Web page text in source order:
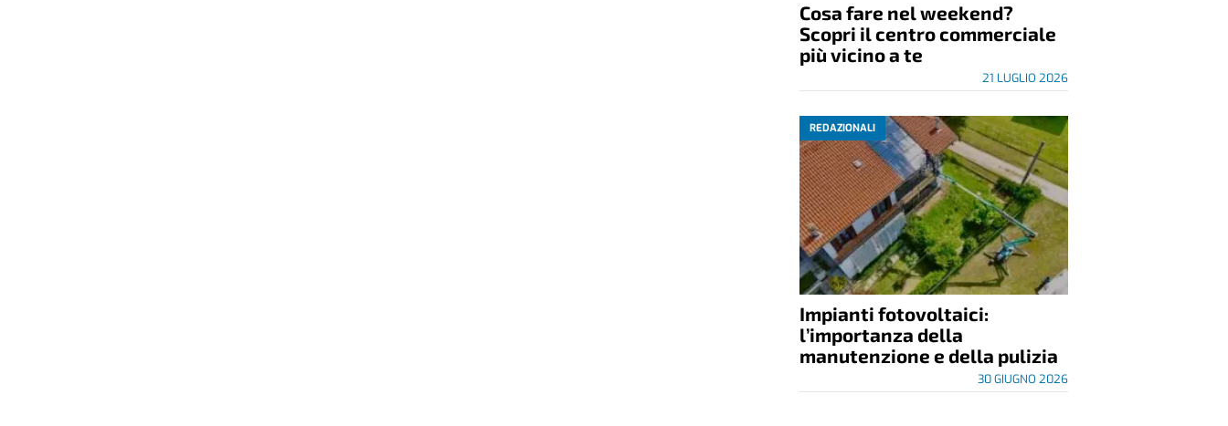
Cosa fare nel weekend?
Scopri il centro commerciale
più vicino a te
21 LUGLIO 2026
REDAZIONALI
Impianti fotovoltaici:
l’importanza della
manutenzione e della pulizia
30 GIUGNO 2026